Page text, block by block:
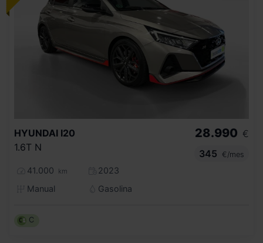
HYUNDAI I20
1.6T N
41.000 km
2023
Manual
Gasolina
28.990 €
345
€/mes
C